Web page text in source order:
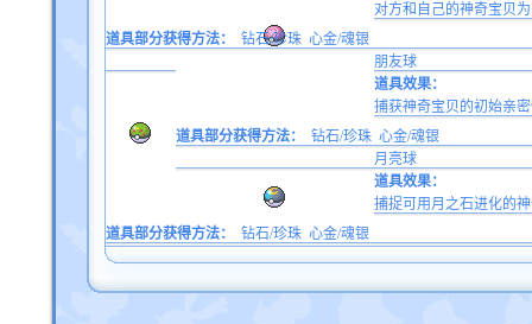
对方和自己的神奇宝贝
道具部分获得方法：
钻石/珍珠 心金/魂银
朋友球
道具效果：
捕获神奇宝贝的初始亲
道具部分获得方法：
钻石/珍珠 心金/魂银
月亮球
道具效果：
捕捉可用月之石进化的
道具部分获得方法：
钻石/珍珠 心金/魂银